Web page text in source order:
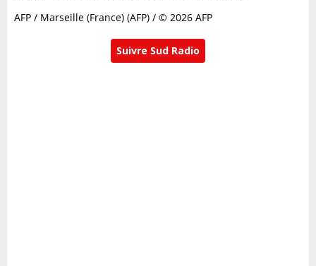
AFP / Marseille (France) (AFP) / © 2026 AFP
Suivre Sud Radio